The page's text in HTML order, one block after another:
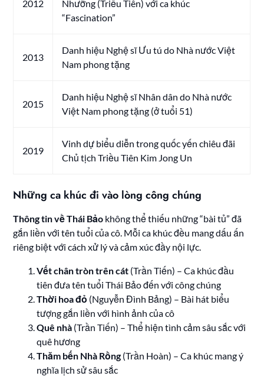
2012
Nhưỡng (Triều Tiên) với ca khúc
“Fascination”
2013
Danh hiệu Nghệ sĩ Ưu tú do Nhà nước Việt
Nam phong tặng
2015
Danh hiệu Nghệ sĩ Nhân dân do Nhà nước
Việt Nam phong tặng (ở tuổi 51)
2019
Vinh dự biểu diễn trong quốc yến chiêu đãi
Chủ tịch Triều Tiên Kim Jong Un
Những ca khúc đi vào lòng công chúng
Thông tin về Thái Bảo không thể thiếu những “bài tủ” đã
gắn liền với tên tuổi của cô. Mỗi ca khúc đều mang dấu ấn
riêng biệt với cách xử lý và cảm xúc đầy nội lực.
Vết chân tròn trên cát (Trần Tiến) – Ca khúc đầu
tiên đưa tên tuổi Thái Bảo đến với công chúng
Thời hoa đỏ (Nguyễn Đình Bảng) – Bài hát biểu
tượng gắn liền với hình ảnh của cô
Quê nhà (Trần Tiến) – Thể hiện tình cảm sâu sắc với
quê hương
Thăm bến Nhà Rồng (Trần Hoàn) – Ca khúc mang ý
nghĩa lịch sử sâu sắc